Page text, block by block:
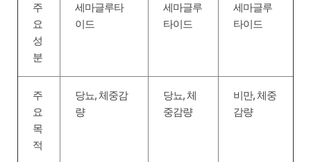
주
요
성
분
세마글루타
이드
세마글루
타이드
세마글루
타이드
주
요
목
적
당뇨, 체중감
량
당뇨, 체
중감량
비만, 체중
감량